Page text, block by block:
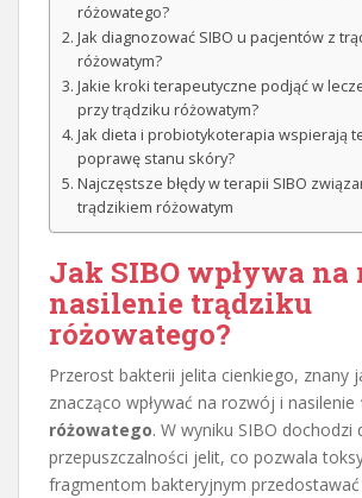
różowatego?
Jak diagnozować SIBO u pacjentów z
różowatym?
Jakie kroki terapeutyczne podjąć w
przy trądziku różowatym?
Jak dieta i probiotykoterapia wspierają
poprawę stanu skóry?
Najczęstsze błędy w terapii SIBO
trądzikiem różowatym
Jak SIBO wpływa
nasilenie trądziku
różowatego?
Przerost bakterii jelita cienkiego, znany
znacząco wpływać na rozwój i nasilenie
różowatego. W wyniku SIBO dochodzi
przepuszczalności jelit, co pozwala
fragmentom bakteryjnym